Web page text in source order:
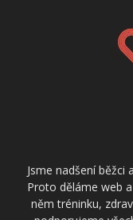
Jsme nadšení běžci
Proto děláme web
něm tréninku,